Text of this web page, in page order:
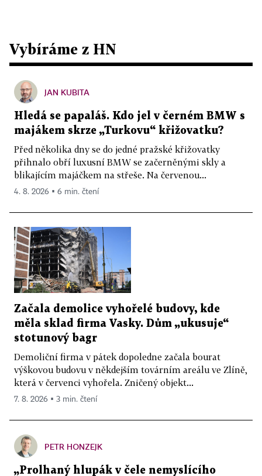
Vybíráme z HN
JAN KUBITA
Hledá se papaláš. Kdo jel v černém BMW s
majákem skrze „Turkovu“ křižovatku?
Před několika dny se do jedné pražské křižovatky
přihnalo obří luxusní BMW se začerněnými skly a
blikajícím majáčkem na střeše. Na červenou...
4. 8. 2026 ▪ 6 min. čtení
Začala demolice vyhořelé budovy, kde
měla sklad firma Vasky. Dům „ukusuje“
stotunový bagr
Demoliční firma v pátek dopoledne začala bourat
výškovou budovu v někdejším továrním areálu ve Zlíně,
která v červenci vyhořela. Zničený objekt...
7. 8. 2026 ▪ 3 min. čtení
PETR HONZEJK
„Prolhaný hlupák v čele nemyslícího